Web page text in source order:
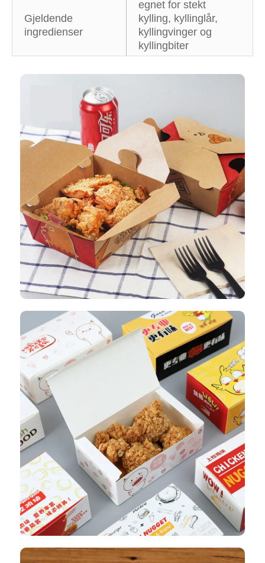
Gjeldende
ingredienser
egnet for stekt
kylling, kyllinglår,
kyllingvinger og
kyllingbiter